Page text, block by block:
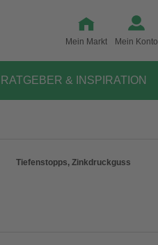
Mein Markt Mein Konto
RATGEBER & INSPIRATION
Tiefenstopps, Zinkdruckguss